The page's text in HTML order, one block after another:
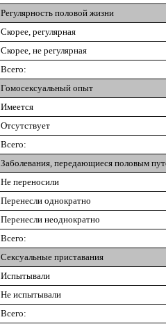
Регулярность половой жизни
Скорее, регулярная
Скорее, не регулярная
Всего:
Гомосексуальный опыт
Имеется
Отсутствует
Всего:
Заболевания, передающиеся половым
Не переносили
Перенесли однократно
Перенесли неоднократно
Всего:
Сексуальные приставания
Испытывали
Не испытывали
Всего: